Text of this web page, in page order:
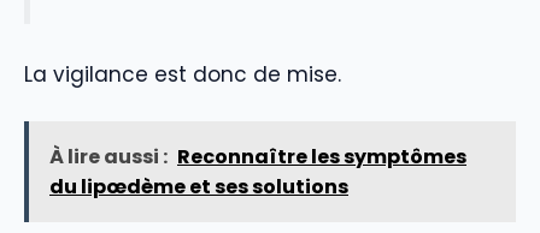
La vigilance est donc de mise.
À lire aussi : Reconnaître les symptômes
du lipœdème et ses solutions